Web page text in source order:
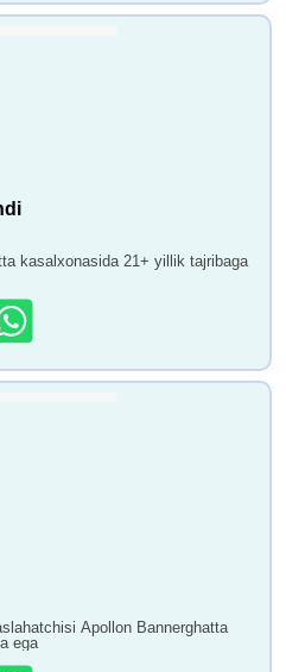
kasalxonasida 21+ yillik tajribaga
Apollon Bannerghatta
ega